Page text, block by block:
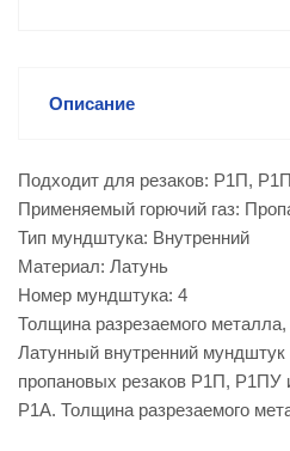
Описание
Подходит для резаков: Р1П,
Применяемый горючий газ:
Тип мундштука: Внутренний
Материал: Латунь
Номер мундштука: 4
Толщина разрезаемого
Латунный внутренний
пропановых резаков Р1П, Р1ПУ
Р1А. Толщина разрезаемого